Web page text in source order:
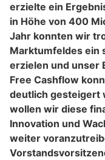
erzielte ein
in Höhe von 400
Jahr konnten wir
Marktumfeldes ein
erzielen und unser
Free Cashflow
deutlich gesteigert
wollen wir diese
Innovation und
weiter